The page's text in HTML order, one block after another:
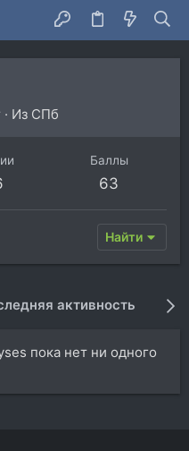
· Из СПб
Баллы
63
Найти
активность
пока нет ни одного